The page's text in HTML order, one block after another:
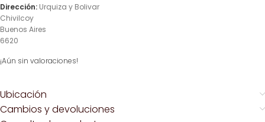
Dirección: Urquiza y Bolivar
Chivilcoy
Buenos Aires
6620
¡Aún sin valoraciones!
Ubicación
Cambios y devoluciones